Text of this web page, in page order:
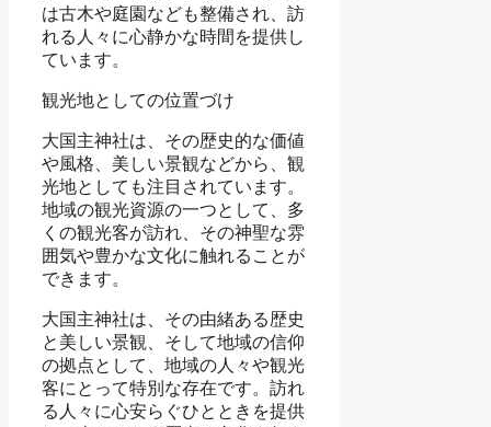
は古木や庭園なども整備され、訪
れる人々に心静かな時間を提供し
ています。
観光地としての位置づけ
大国主神社は、その歴史的な価値
や風格、美しい景観などから、観
光地としても注目されています。
地域の観光資源の一つとして、多
くの観光客が訪れ、その神聖な雰
囲気や豊かな文化に触れることが
できます。
大国主神社は、その由緒ある歴史
と美しい景観、そして地域の信仰
の拠点として、地域の人々や観光
客にとって特別な存在です。訪れ
る人々に心安らぐひとときを提供